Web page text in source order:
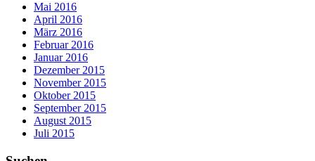
Mai 2016
April 2016
März 2016
Februar 2016
Januar 2016
Dezember 2015
November 2015
Oktober 2015
September 2015
August 2015
Juli 2015